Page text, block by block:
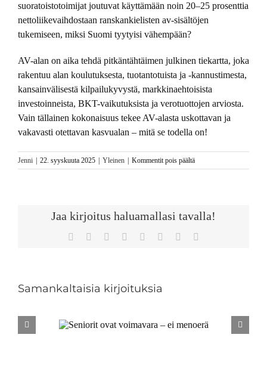
suoratoistotoimijat joutuvat käyttämään noin 20–25 prosenttia
nettoliikevaihdostaan ranskankielisten av-sisältöjen
tukemiseen, miksi Suomi tyytyisi vähempään?
AV-alan on aika tehdä pitkäntähtäimen julkinen tiekartta, joka
rakentuu alan koulutuksesta, tuotantotuista ja -kannustimesta,
kansainvälisestä kilpailukyvystä, markkinaehtoisista
investoinneista, BKT-vaikutuksista ja verotuottojen arviosta.
Vain tällainen kokonaisuus tekee AV-alasta uskottavan ja
vakavasti otettavan kasvualan – mitä se todella on!
Jenni 22. syyskuuta 2025 Yleinen Kommentit pois päältäartikkelissa
Kotimaista
puolustaa
Jaa kirjoitus haluamallasi tavalla!
Facebook
TwitterReddit LinkedIn
TumblrPinterest
Samankaltaisia kirjoituksia